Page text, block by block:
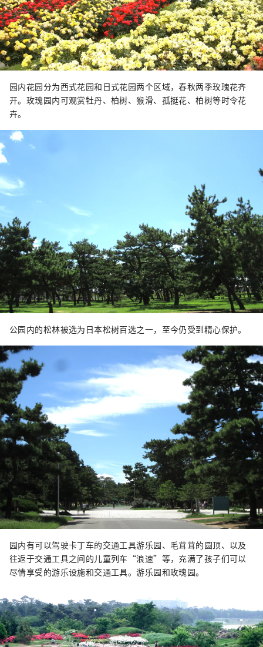
园内花园分为西式花园和日式花园两个区域，春秋两季玫瑰花齐
开。玫瑰园内可观赏牡丹、柏树、猴滑、孤挺花、柏树等时令花
卉。
公园内的松林被选为日本松树百选之一，至今仍受到精心保护。
园内有可以驾驶卡丁车的交通工具游乐园、毛茸茸的圆顶、以及
往返于交通工具之间的儿童列车“浪速”等，充满了孩子们可以
尽情享受的游乐设施和交通工具。游乐园和玫瑰园。